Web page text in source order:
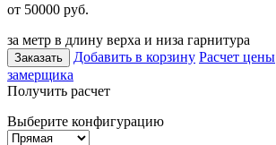
от 50000 руб.
за метр в длину верха и низа гарнитура
Заказать Добавить в корзину Расчет цены
замерщика
Получить расчет
Выберите конфигурацию